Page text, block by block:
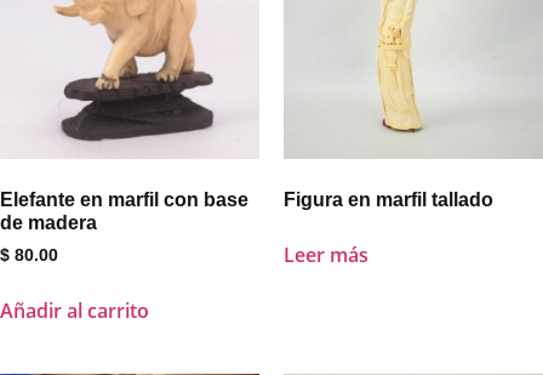
Elefante en marfil con base
de madera
$ 80.00
Añadir al carrito
Figura en marfil tallado
Leer más